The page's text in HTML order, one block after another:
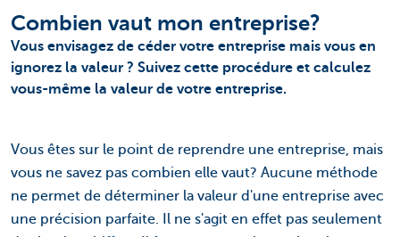
Combien vaut mon entreprise?
Vous envisagez de céder votre entreprise mais vous en
ignorez la valeur ? Suivez cette procédure et calculez
vous-même la valeur de votre entreprise.
Vous êtes sur le point de reprendre une entreprise, mais
vous ne savez pas combien elle vaut? Aucune méthode
ne permet de déterminer la valeur d'une entreprise avec
une précision parfaite. Il ne s'agit en effet pas seulement